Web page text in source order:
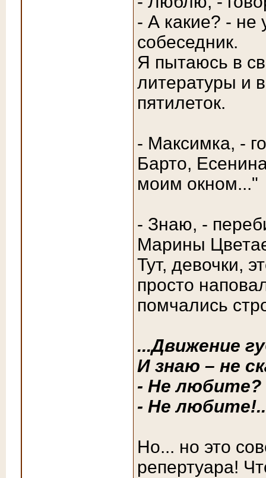
- А какие? - не
собеседник.
Я пытаюсь в
литературы и
пятилеток.
- Максимка, -
Барто,
моим окном..."
- Знаю, -
Марины
Тут, девочки,
просто
помчались
...Движение
И знаю – не
- Не
- Не
Но... но это
репертуара!